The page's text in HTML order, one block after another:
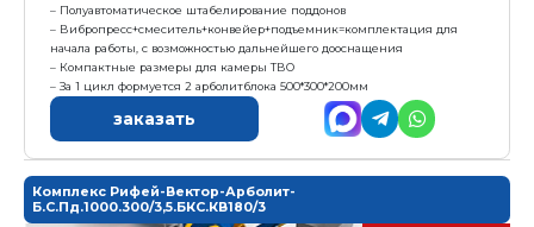
заказать
Линия Рифей-Вектор-Арболит-СП-3,5-